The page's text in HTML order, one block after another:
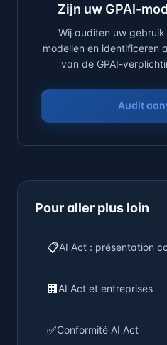
Zijn uw GPAI-
Wij auditen uw
modellen en identificeren
van de GPAI-
Audit
Pour aller plus loin
📋AI Act : présentation
🏢AI Act et entreprises
✅Conformité AI Act